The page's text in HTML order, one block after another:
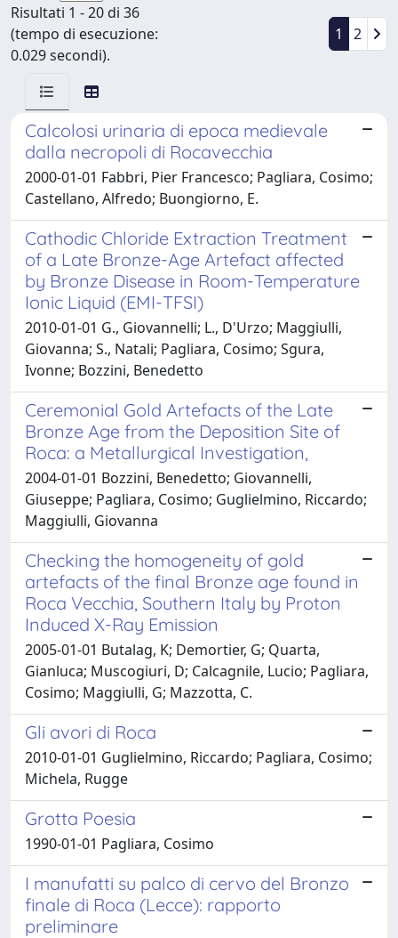
Risultati 1 - 20 di 36
(tempo di esecuzione:
0.029 secondi).
1 2
Calcolosi urinaria di epoca medievale
dalla necropoli di Rocavecchia
2000-01-01 Fabbri, Pier Francesco; Pagliara, Cosimo;
Castellano, Alfredo; Buongiorno, E.
Cathodic Chloride Extraction Treatment
of a Late Bronze-Age Artefact affected
by Bronze Disease in Room-Temperature
Ionic Liquid (EMI-TFSI)
2010-01-01 G., Giovannelli; L., D'Urzo; Maggiulli,
Giovanna; S., Natali; Pagliara, Cosimo; Sgura,
Ivonne; Bozzini, Benedetto
Ceremonial Gold Artefacts of the Late
Bronze Age from the Deposition Site of
Roca: a Metallurgical Investigation,
2004-01-01 Bozzini, Benedetto; Giovannelli,
Giuseppe; Pagliara, Cosimo; Guglielmino, Riccardo;
Maggiulli, Giovanna
Checking the homogeneity of gold
artefacts of the final Bronze age found in
Roca Vecchia, Southern Italy by Proton
Induced X-Ray Emission
2005-01-01 Butalag, K; Demortier, G; Quarta,
Gianluca; Muscogiuri, D; Calcagnile, Lucio; Pagliara,
Cosimo; Maggiulli, G; Mazzotta, C.
Gli avori di Roca
2010-01-01 Guglielmino, Riccardo; Pagliara, Cosimo;
Michela, Rugge
Grotta Poesia
1990-01-01 Pagliara, Cosimo
I manufatti su palco di cervo del Bronzo
finale di Roca (Lecce): rapporto
preliminare